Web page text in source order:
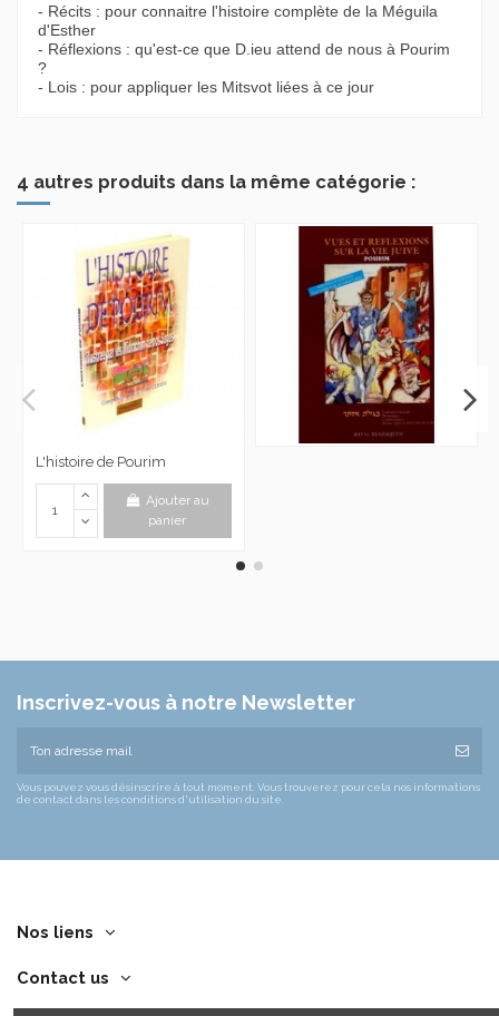
- Récits : pour connaitre l'histoire complète de la Méguila
d'Esther
- Réflexions : qu'est-ce que D.ieu attend de nous à Pourim
?
- Lois : pour appliquer les Mitsvot liées à ce jour
4 autres produits dans la même catégorie :
L'histoire de Pourim
Ajouter au
panier
Inscrivez-vous à notre Newsletter
Vous pouvez vous désinscrire à tout moment. Vous trouverez pour cela nos informations
de contact dans les conditions d'utilisation du site.
Nos liens
Contact us